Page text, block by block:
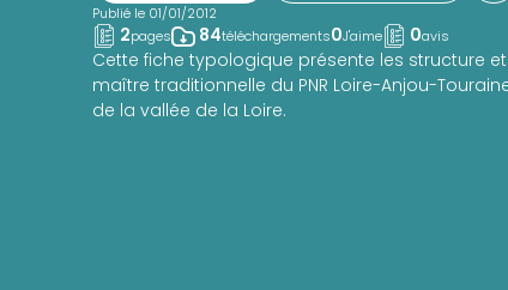
Publié le 01/01/2012
2pages 84téléchargements0J'aime 0avis
Cette fiche typologique présente les structure
maître traditionnelle du PNR Loire-Anjou-
de la vallée de la Loire.